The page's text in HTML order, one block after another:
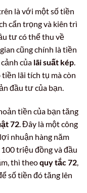
là với một số tiền
cẩn trọng và kiên trì
tư có thể thu về
cũng chính là tiền
của lãi suất kép.
lãi tích tụ mà còn
đầu tư của bạn.
tiền của bạn tăng
72. Đây là một công
nhuận hàng năm
triệu đồng và đầu
thì theoquy tắc 72,
số tiền đó tăng lên